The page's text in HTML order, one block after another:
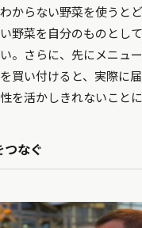
からない野菜を使うと
野菜を自分のものとし
。さらに、先にメニュ
買い付けると、実際に
を活かしきれないこと
つなぐ